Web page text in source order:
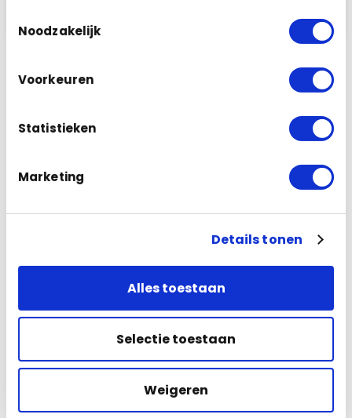
Noodzakelijk
Voorkeuren
Statistieken
Marketing
Details tonen
Alles toestaan
Selectie toestaan
Weigeren
Top 5
camerabewakingsbedrijven
(2025)
Bedrijfspand
Camerabewaking?
Mag wel. Mag niet.
Mag nét wel. Of
toch niet? AVG
oplossing.